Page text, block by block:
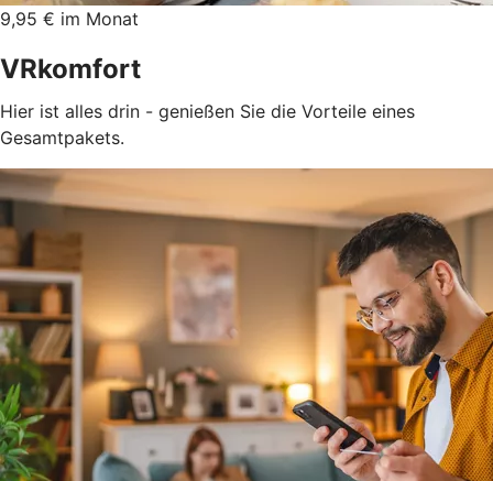
9,95 € im Monat
VRkomfort
Hier ist alles drin - genießen Sie die Vorteile eines
Gesamtpakets.